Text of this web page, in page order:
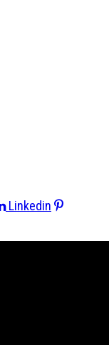
Linkedin